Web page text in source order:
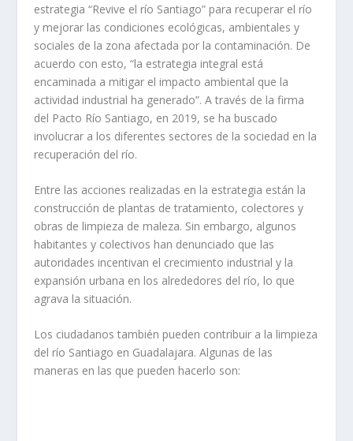
estrategia “Revive el río Santiago” para recuperar el río
y mejorar las condiciones ecológicas, ambientales y
sociales de la zona afectada por la contaminación. De
acuerdo con esto, “la estrategia integral está
encaminada a mitigar el impacto ambiental que la
actividad industrial ha generado”. A través de la firma
del Pacto Río Santiago, en 2019, se ha buscado
involucrar a los diferentes sectores de la sociedad en la
recuperación del río.
Entre las acciones realizadas en la estrategia están la
construcción de plantas de tratamiento, colectores y
obras de limpieza de maleza. Sin embargo, algunos
habitantes y colectivos han denunciado que las
autoridades incentivan el crecimiento industrial y la
expansión urbana en los alrededores del río, lo que
agrava la situación.
Los ciudadanos también pueden contribuir a la limpieza
del río Santiago en Guadalajara. Algunas de las
maneras en las que pueden hacerlo son: